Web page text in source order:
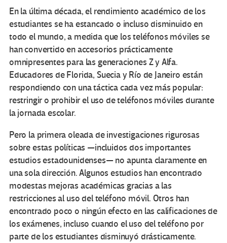
En la última década, el rendimiento académico de los
estudiantes se ha estancado o incluso disminuido en
todo el mundo, a medida que los teléfonos móviles se
han convertido en accesorios prácticamente
omnipresentes para las generaciones Z y Alfa.
Educadores de Florida, Suecia y Río de Janeiro están
respondiendo con una táctica cada vez más popular:
restringir o prohibir el uso de teléfonos móviles durante
la jornada escolar.
Pero la primera oleada de investigaciones rigurosas
sobre estas políticas —incluidos dos importantes
estudios estadounidenses— no apunta claramente en
una sola dirección. Algunos estudios han encontrado
modestas mejoras académicas gracias a las
restricciones al uso del teléfono móvil. Otros han
encontrado poco o ningún efecto en las calificaciones de
los exámenes, incluso cuando el uso del teléfono por
parte de los estudiantes disminuyó drásticamente.